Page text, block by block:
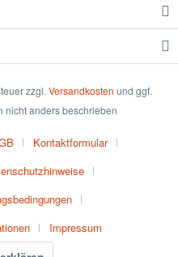
zzgl. Versandkosten und ggf.
nicht anders beschrieben
Kontaktformular
Impressum